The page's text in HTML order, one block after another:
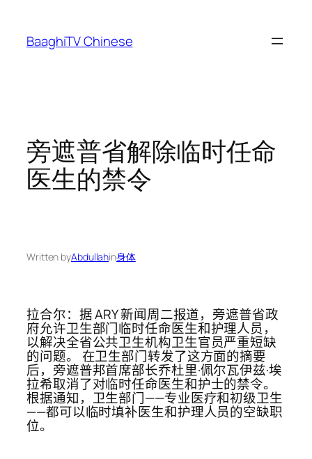
content
BaaghiTV Chinese
旁遮普省解除临时任命
医生的禁令
Written byAbdullahin身体
拉合尔：据 ARY 新闻周二报道，旁遮普省政
府允许卫生部门临时任命医生和护理人员，
以解决全省公共卫生机构卫生官员严重短缺
的问题。 在卫生部门转发了这方面的摘要
后，旁遮普邦首席部长乔杜里·佩尔瓦伊兹·埃
拉希取消了对临时任命医生和护士的禁令。
根据通知，卫生部门——专业医疗和初级卫生
——都可以临时填补医生和护理人员的空缺职
位。